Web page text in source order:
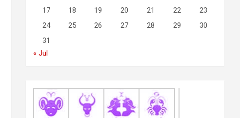
17
18 19 20 21 22
23
24
25 26 27 28 29
30
31
« Jul